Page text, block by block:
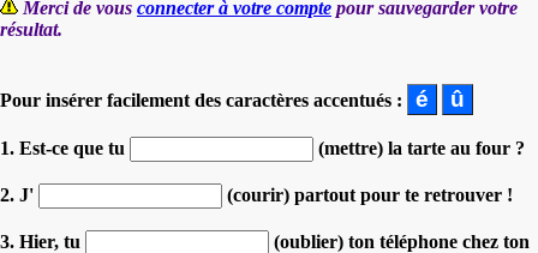
Merci de vous connecter à votre compte pour sauvegarder votre
résultat.
Pour insérer facilement des caractères accentués :
1. Est-ce que tu (mettre) la tarte au four ?
2. J' (courir) partout pour te retrouver !
3. Hier, tu
(oublier) ton téléphone chez ton